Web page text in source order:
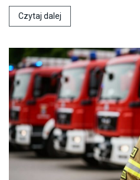
Czytaj dalej